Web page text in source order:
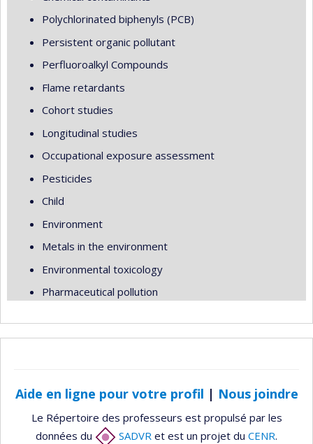
Polychlorinated biphenyls (PCB)
Persistent organic pollutant
Perfluoroalkyl Compounds
Flame retardants
Cohort studies
Longitudinal studies
Occupational exposure assessment
Pesticides
Child
Environment
Metals in the environment
Environmental toxicology
Pharmaceutical pollution
Aide en ligne pour votre profil | Nous joindre
Le Répertoire des professeurs est propulsé par les
données du
SADVR et est un projet du CENR.